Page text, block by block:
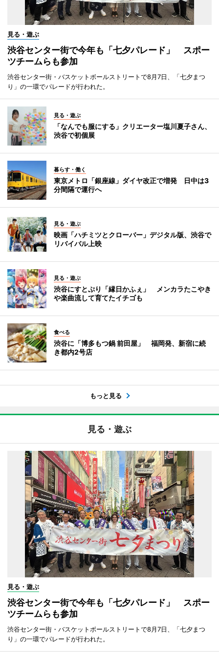
見る・遊ぶ
渋谷センター街で今年も「七夕パレード」 スポー
ツチームらも参加
渋谷センター街・バスケットボールストリートで8月7日、「七夕まつ
り」の一環でパレードが行われた。
見る・遊ぶ
「なんでも服にする」クリエーター塩川夏子さん、
渋谷で初個展
暮らす・働く
東京メトロ「銀座線」ダイヤ改正で増発 日中は3
分間隔で運行へ
見る・遊ぶ
映画「ハチミツとクローバー」デジタル版、渋谷で
リバイバル上映
見る・遊ぶ
渋谷にすとぷり「縁日かふぇ」 メンカラたこやき
や楽曲流して育てたイチゴも
食べる
渋谷に「博多もつ鍋 前田屋」 福岡発、新宿に続
き都内2号店
もっと見る
見る・遊ぶ
見る・遊ぶ
渋谷センター街で今年も「七夕パレード」 スポー
ツチームらも参加
渋谷センター街・バスケットボールストリートで8月7日、「七夕まつ
り」の一環でパレードが行われた。